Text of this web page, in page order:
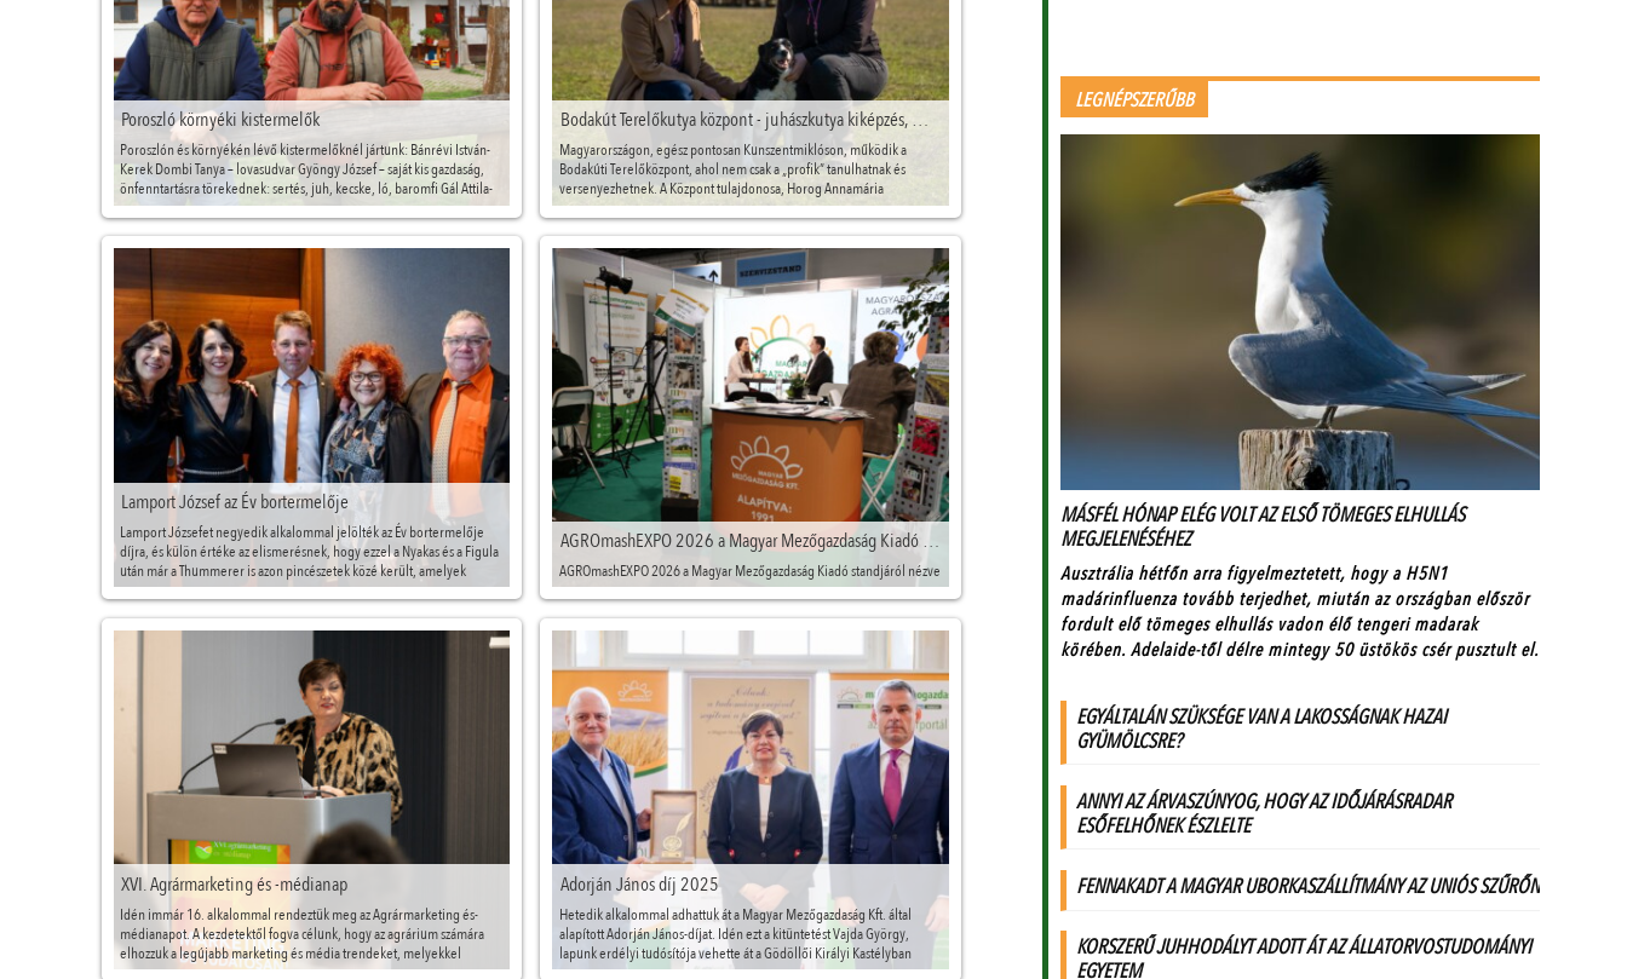
Poroszló környéki kistermelők
Poroszlón és környékén lévő kistermelőknél jártunk: Bánrévi István-
Kerek Dombi Tanya – lovasudvar Gyöngy József – saját kis gazdaság,
önfenntartásra törekednek: sertés, juh, kecske, ló, baromfi Gál Attila-
sertéstartás, feldolgozás, termelői hentesüzlet
Bodakút Terelőkutya központ - juhászkutya kiképzés, munkavonalú border collie-k
Magyarországon, egész pontosan Kunszentmiklóson, működik a
Bodakúti Terelőközpont, ahol nem csak a „profik” tanulhatnak és
versenyezhetnek. A Központ tulajdonosa, Horog Annamária
tevékenységének középpontjában a juhtenyésztés, a juhászkutya
kiképzés, valamint munkavonalú border collie-k tenyésztése áll.
Lamport József az Év bortermelője
Lamport Józsefet negyedik alkalommal jelölték az Év bortermelője
díjra, és külön értéke az elismerésnek, hogy ezzel a Nyakas és a Figula
után már a Thummerer is azon pincészetek közé került, amelyek
kétszer kapták meg a díjat az alapítás óta.
AGROmashEXPO 2026 a Magyar Mezőgazdaság Kiadó standjáról nézve
AGROmashEXPO 2026 a Magyar Mezőgazdaság Kiadó standjáról nézve
XVI. Agrármarketing és -médianap
Idén immár 16. alkalommal rendeztük meg az Agrármarketing és-
médianapot. A kezdetektől fogva célunk, hogy az agrárium számára
elhozzuk a legújabb marketing és média trendeket, melyekkel
igyekszünk új nézőpontokat bemutatni vendégeinknek.
Adorján János díj 2025
Hetedik alkalommal adhattuk át a Magyar Mezőgazdaság Kft. által
alapított Adorján János-díjat. Idén ezt a kitüntetést Vajda György,
lapunk erdélyi tudósítója vehette át a Gödöllői Királyi Kastélyban
december 17-én. (Fotó: MMG/Kiss Gergő)
LEGNÉPSZERŰBB